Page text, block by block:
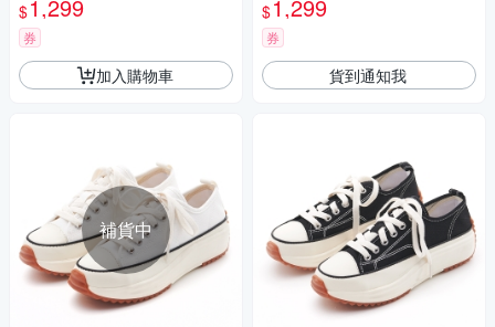
$1,299
券
加入購物車
補貨中
$1,299
券
貨到通知我